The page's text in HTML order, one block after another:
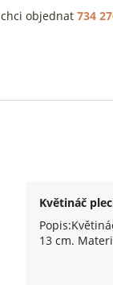
Květináč
13 cm.
chci objednat 734